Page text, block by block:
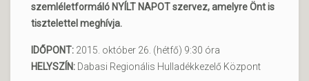
szemléletformáló NYÍLT NAPOT szervez, amelyre Önt is
tisztelettel meghívja.
IDŐPONT: 2015. október 26. (hétfő) 9:30 óra
HELYSZÍN: Dabasi Regionális Hulladékkezelő Központ